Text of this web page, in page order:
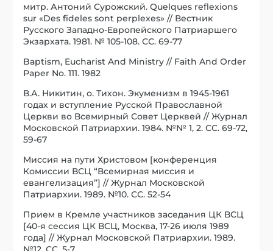
митр. Антоний Сурожский. Quelques reflexions
sur «Des fideles sont perplexes» // Вестник
Русского Западно-Европейского Патриаршего
Экзархата. 1981. № 105-108. СС. 69-77
Baptism, Eucharist And Ministry // Faith And Order
Paper No. 111. 1982
В.А. Никитин, о. Тихон. Экуменизм в 1945-1961
годах и вступление Русской Православной
Церкви во Всемирный Совет Церквей // Журнал
Московской Патриархии. 1984. №№ 1, 2. СС. 69-72,
59-67
Миссия на пути Христовом [конференция
Комиссии ВСЦ “Всемирная миссия и
евангелизация”] // Журнал Московской
Патриархии. 1989. №10. СС. 52-54
Прием в Кремле участников заседания ЦК ВСЦ
[40-я сессия ЦК ВСЦ, Москва, 17-26 июля 1989
года] // Журнал Московской Патриархии. 1989.